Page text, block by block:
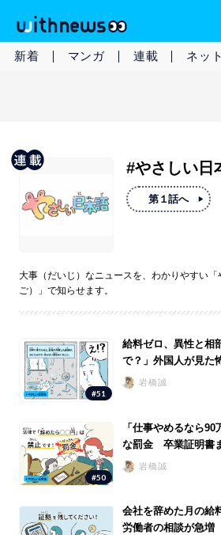
新着 マンガ 連載 ネッ
#やさしい日
第１話へ
大事（だいじ）なニュースを、わかりやすい
ご）」で知らせます。
#51
給料ゼロ、異性と相
で？」外国人が見た
岩橋誠
#50
「仕事やめるなら
な罰金 卒業証明書
岩橋誠
会社を辞めた月の
労働者の相談が急増